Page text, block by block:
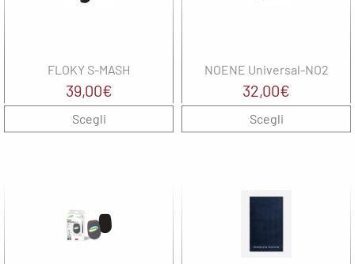
FLOKY S-MASH
39,00€
Scegli
NOENE Universal-NO2
32,00€
Scegli